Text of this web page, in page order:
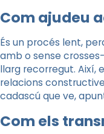
Com ajudeu
És un procés lent,
amb o sense
llarg recorregut. Així,
relacions
cadascú que ve,
Com els